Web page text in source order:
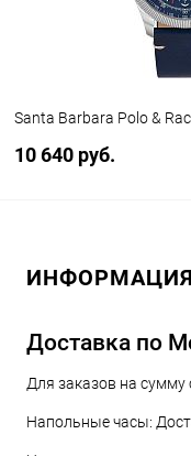
Santa Barbara Polo &
10 640 руб.
В избранное
Доставка по
Для заказов на
Напольные часы: